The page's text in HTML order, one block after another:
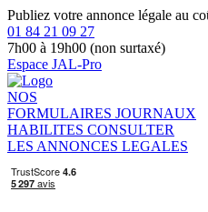
Publiez votre annonce légale au
01 84 21 09 27
7h00 à 19h00 (non surtaxé)
Espace JAL-Pro
NOS
FORMULAIRES JOURNAUX
HABILITES CONSULTER
LES ANNONCES LEGALES